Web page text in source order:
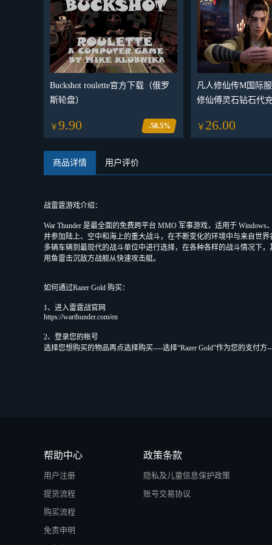
Buckshot roulette官方下载（俄罗
斯轮盘）
￥ 9.90 -50.5%
凡人修仙传M国际
修仙傅灵石钻石代
￥ 26.00
商品详情 用户评价
战雷霆游戏介绍：
War Thunder 是最全面的免费跨平台 MMO 军事游戏，适用于 Windows
并参加陆上、空中和海上的重大战斗，在不断变化的环境中与来自世
多辆车辆到最现代的战斗单位中进行选择，在各种各样的战斗情况下
用鱼雷击沉敌方战舰从快速攻击艇。
如何通过Razer Gold 购买：
1、进入雷霆战官网
https://warthunder.com/en
2、登录您的帐号
选择您想购买的物品再点选择购买----选择“Razer Gold”作为您的支付方
帮助中心
用户注册
提货流程
购买流程
免责申明
政策条款
隐私及儿童信息保护政策
账号交易协议